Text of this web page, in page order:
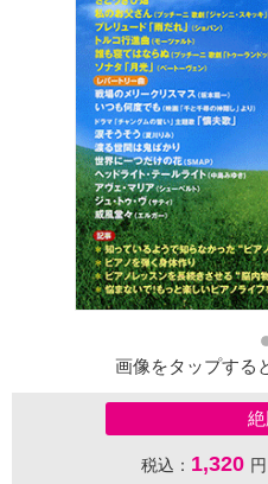
画像をタップする
税込： 1,320